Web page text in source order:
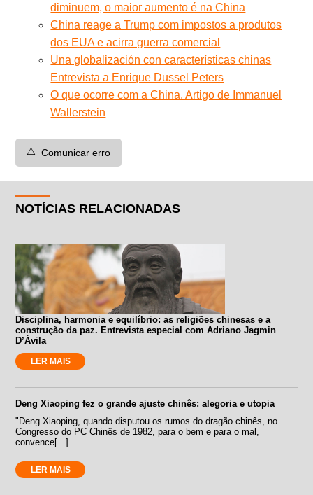
diminuem, o maior aumento é na China
China reage a Trump com impostos a produtos
dos EUA e acirra guerra comercial
Una globalización con características chinas
Entrevista a Enrique Dussel Peters
O que ocorre com a China. Artigo de Immanuel
Wallerstein
⚠️ Comunicar erro
NOTÍCIAS RELACIONADAS
Disciplina, harmonia e equilíbrio: as religiões chinesas e a
construção da paz. Entrevista especial com Adriano Jagmin
D’Ávila
LER MAIS
Deng Xiaoping fez o grande ajuste chinês: alegoria e utopia
"Deng Xiaoping, quando disputou os rumos do dragão chinês, no
Congresso do PC Chinês de 1982, para o bem e para o mal,
convence[...]
LER MAIS